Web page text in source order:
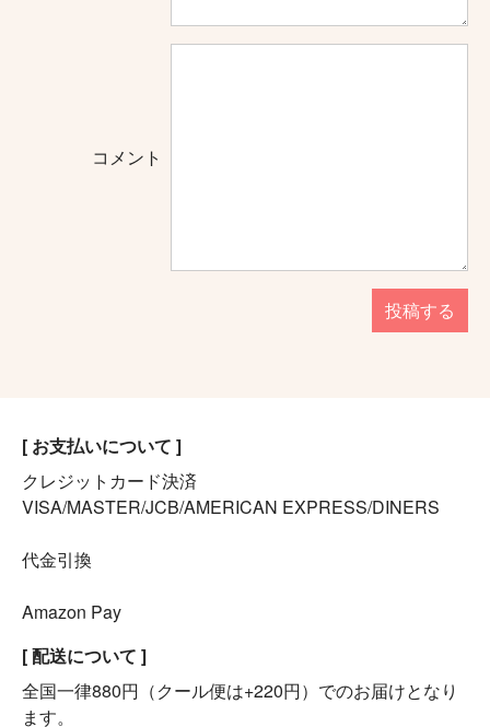
コメント
投稿する
[ お支払いについて ]
クレジットカード決済
VISA/MASTER/JCB/AMERICAN EXPRESS/DINERS
代金引換
Amazon Pay
[ 配送について ]
全国一律880円（クール便は+220円）でのお届けとなり
ます。